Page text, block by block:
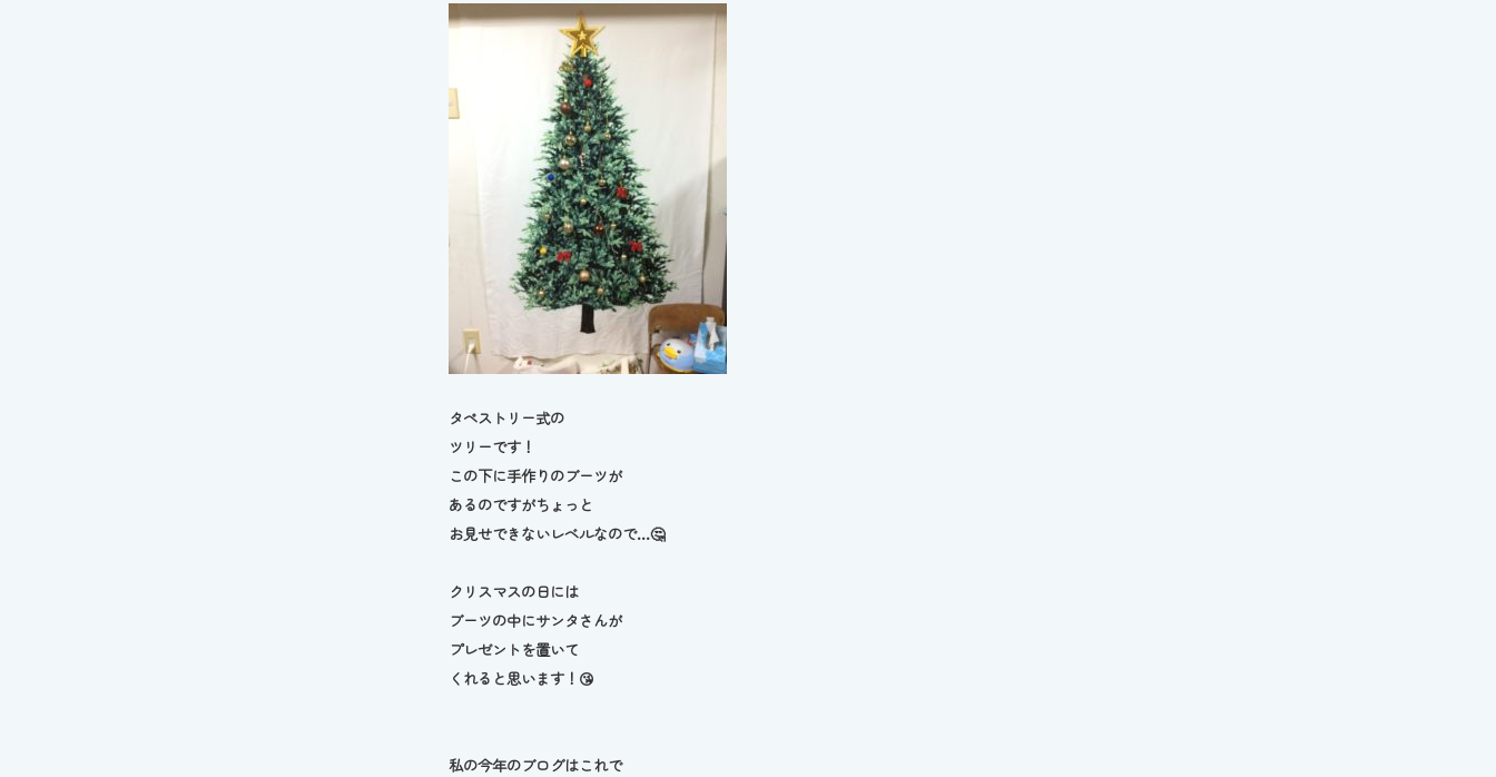
タペストリー式の
ツリーです！
この下に手作りのブーツが
あるのですがちょっと
お見せできないレベルなので…🤔
クリスマスの日には
ブーツの中にサンタさんが
プレゼントを置いて
くれると思います！😘
私の今年のブログはこれで